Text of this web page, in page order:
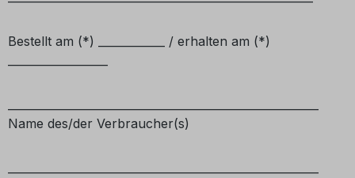
Bestellt am (*) ____________ / erhalten am (*)
Name des/der Verbraucher(s)